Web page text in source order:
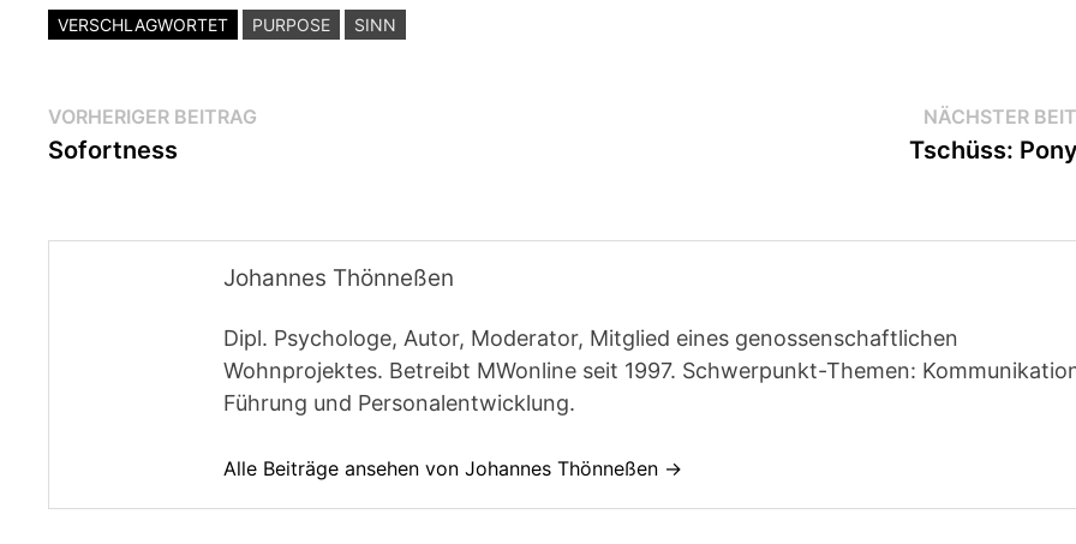
VERSCHLAGWORTET PURPOSE SINN
Beitragsnavigation
VORHERIGER BEITRAG
Sofortness
NÄCHSTER
Tschüss:
Johannes Thönneßen
Dipl. Psychologe, Autor, Moderator, Mitglied eines genossenschaftlichen
Wohnprojektes. Betreibt MWonline seit 1997. Schwerpunkt-Themen:
Führung und Personalentwicklung.
Alle Beiträge ansehen von Johannes Thönneßen →